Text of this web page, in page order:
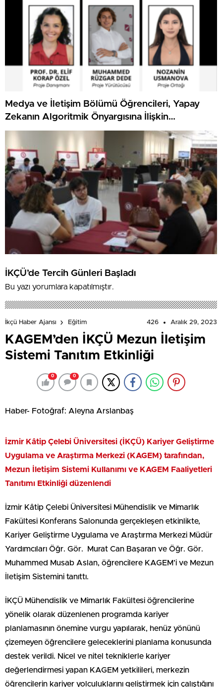
Medya ve İletişim Bölümü Öğrencileri, Yapay
Zekanın Algoritmik Önyargısına İlişkin
Farkındalık Düzeylerini Araştıracak
İKÇÜ’de Tercih Günleri Başladı
Bu yazı yorumlara kapatılmıştır.
İkçü Haber Ajansı Eğitim 426 Aralık 29, 2023
KAGEM’den İKÇÜ Mezun İletişim
Sistemi Tanıtım Etkinliği
0 0
Haber- Fotoğraf: Aleyna Arslanbaş
İzmir Kâtip Çelebi Üniversitesi (İKÇÜ) Kariyer Geliştirme
Uygulama ve Araştırma Merkezi (KAGEM) tarafından,
Mezun İletişim Sistemi Kullanımı ve KAGEM Faaliyetleri
Tanıtımı Etkinliği düzenlendi
İzmir Kâtip Çelebi Üniversitesi Mühendislik ve Mimarlık
Fakültesi Konferans Salonunda gerçekleşen etkinlikte,
Kariyer Geliştirme Uygulama ve Araştırma Merkezi Müdür
Yardımcıları Öğr. Gör. Murat Can Başaran ve Öğr. Gör.
Muhammed Musab Aslan, öğrencilere KAGEM’i ve Mezun
İletişim Sistemini tanıttı.
İKÇÜ Mühendislik ve Mimarlık Fakültesi öğrencilerine
yönelik olarak düzenlenen programda kariyer
planlamasının önemine vurgu yapılarak, henüz yönünü
çizemeyen öğrencilere geleceklerini planlama konusunda
destek verildi. Nicel ve nitel tekniklerle kariyer
değerlendirmesi yapan KAGEM yetkilileri, merkezin
öğrencilerin kariyer yolculuklarını geliştirmek için çalıştığını